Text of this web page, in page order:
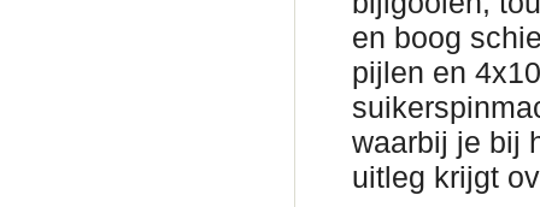
en boog
pijlen en
waarbij je bij
uitleg krijgt